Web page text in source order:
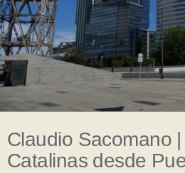
Claudio Sacomano |
Catalinas desde